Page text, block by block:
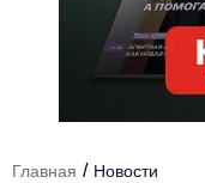
Тема номера
Главная / Новости